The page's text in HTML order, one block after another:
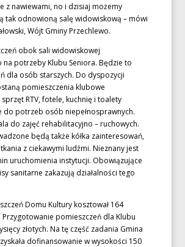
z nawiewami, no i dzisiaj możemy
tak odnowioną salę widowiskową – mówi
Wójt Gminy Przechlewo.
obok sali widowiskowej
potrzeby Klubu Seniora. Będzie to
dla osób starszych. Do dyspozycji
pomieszczenia klubowe
RTV, fotele, kuchnię i toalety
do potrzeb osób niepełnosprawnych.
do zajęć rehabilitacyjno – ruchowych.
będą także kółka zainteresowań,
z ciekawymi ludźmi. Nieznany jest
uruchomienia instytucji. Obowiązujące
sanitarne zakazują działalności tego
Domu Kultury kosztował 164
Przygotowanie pomieszczeń dla Klubu
złotych. Na tę część zadania Gmina
dofinansowanie w wysokości 150